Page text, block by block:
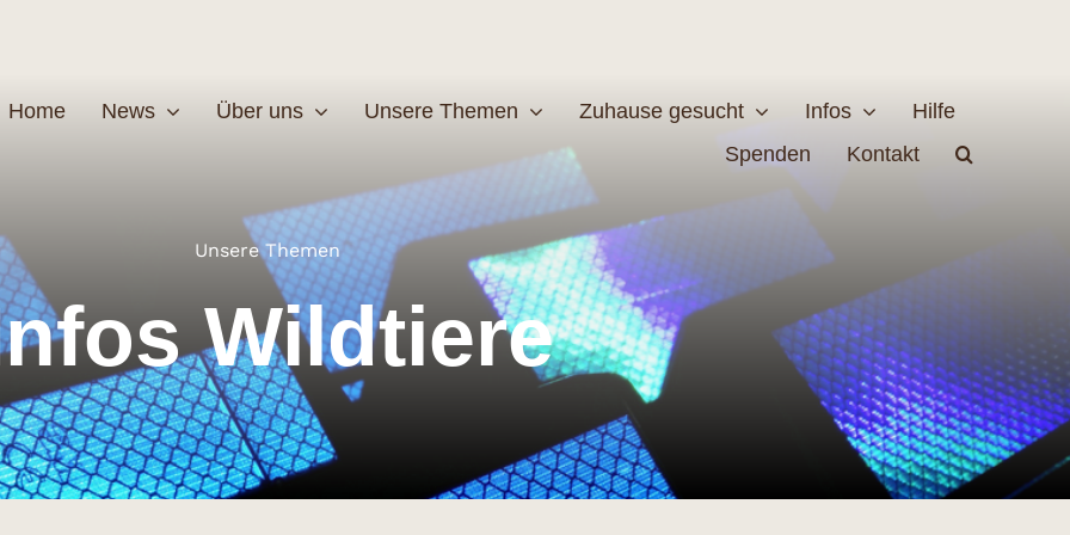
Home News Über uns Unsere Themen
MEHR
Pflegestellen
MEHR
Naturschutz
MEHR
Zuhause gesucht Infos
Hilfe
Spenden
Kontakt
Unsere Themen
Wildtiere